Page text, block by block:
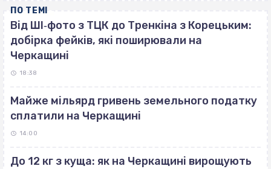
ПО ТЕМІ
Від ШІ‐фото з ТЦК до Тренкіна з Корецьким:
добірка фейків, які поширювали на
Черкащині
18:38
Майже мільярд гривень земельного податку
сплатили на Черкащині
14:00
До 12 кг з куща: як на Черкащині вирощують